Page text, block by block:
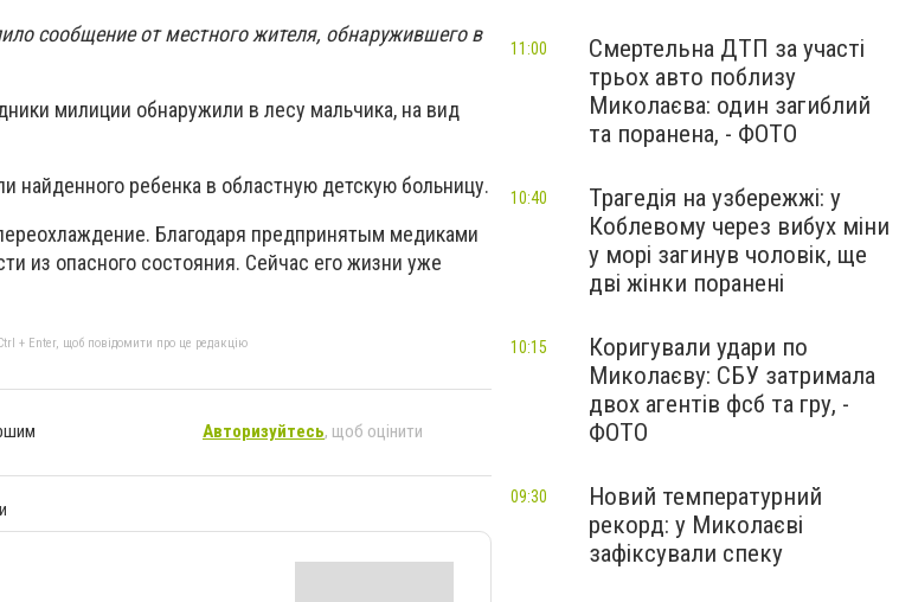
сообщение от местного жителя, обнаружившего в
милиции обнаружили в лесу мальчика, на вид
найденного ребенка в областную детскую больницу.
Благодаря предпринятым медиками
из опасного состояния. Сейчас его жизни уже
+ Enter, щоб повідомити про це редакцію
Авторизуйтесь, щоб оцінити
Смертельна ДТП за участі
трьох авто поблизу
Миколаєва: один загиблий
та поранена, - ФОТО
11:00
Трагедія на узбережжі: у
Коблевому через вибух міни
у морі загинув чоловік, ще
дві жінки поранені
10:40
Коригували удари по
Миколаєву: СБУ затримала
двох агентів фсб та гру, -
ФОТО
10:15
Новий температурний
рекорд: у Миколаєві
зафіксували спеку
09:30